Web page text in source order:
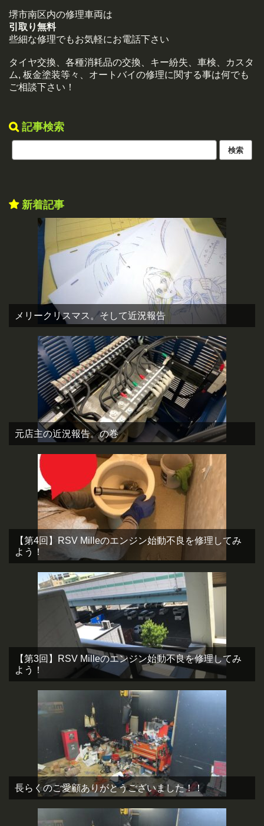
堺市南区内の修理車両は
引取り無料
些細な修理でもお気軽にお電話下さい
タイヤ交換、各種消耗品の交換、キー紛失、車検、カスタ
ム, 板金塗装等々、オートバイの修理に関する事は何でも
ご相談下さい！
記事検索
新着記事
メリークリスマス。そして近況報告
元店主の近況報告。の巻
【第4回】RSV Milleのエンジン始動不良を修理してみ
よう！
【第3回】RSV Milleのエンジン始動不良を修理してみ
よう！
長らくのご愛顧ありがとうございました！！